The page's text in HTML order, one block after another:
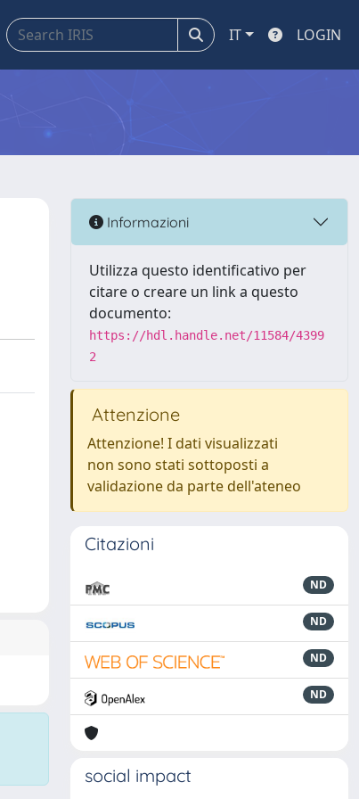
IT LOGIN
Informazioni
Utilizza questo identificativo per
citare o creare un link a questo
documento:
https://hdl.handle.net/11584/4399
2
Attenzione
Attenzione! I dati visualizzati
non sono stati sottoposti a
validazione da parte dell'ateneo
Citazioni
ND
ND
ND
ND
social impact